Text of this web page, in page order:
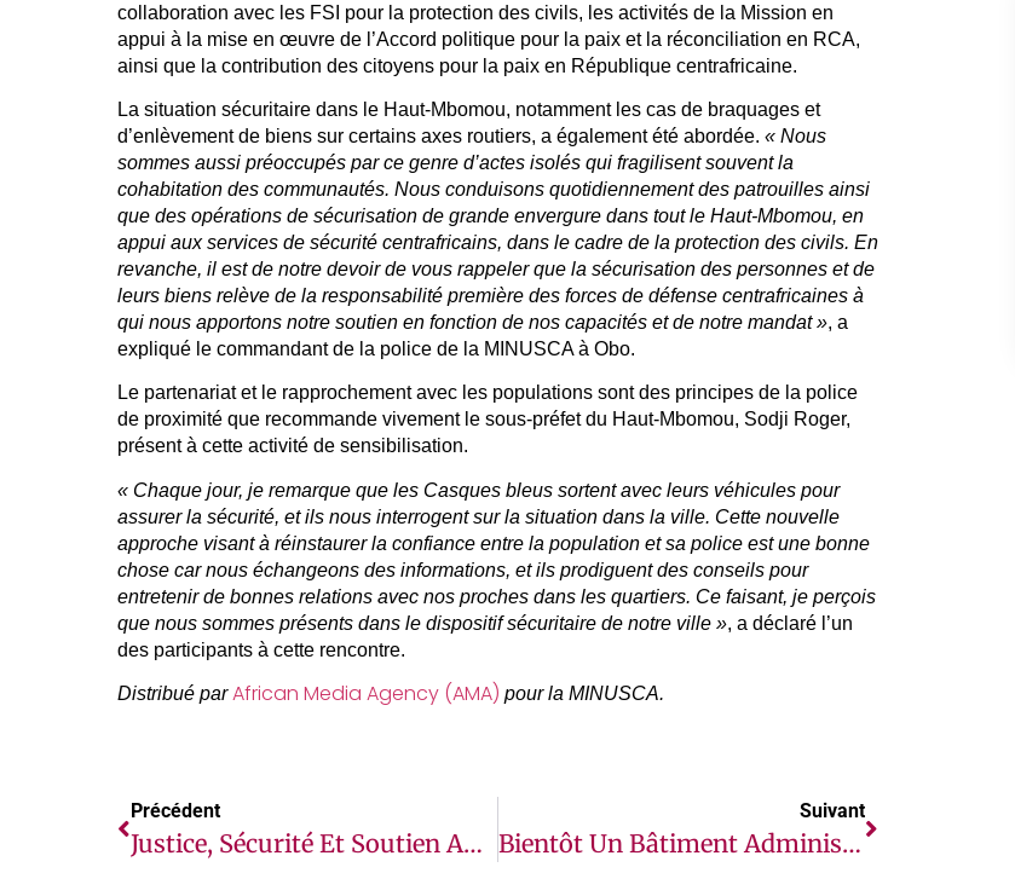
collaboration avec les FSI pour la protection des civils, les activités de la Mission en
appui à la mise en œuvre de l’Accord politique pour la paix et la réconciliation en RCA,
ainsi que la contribution des citoyens pour la paix en République centrafricaine.
La situation sécuritaire dans le Haut-Mbomou, notamment les cas de braquages et
d’enlèvement de biens sur certains axes routiers, a également été abordée. « Nous
sommes aussi préoccupés par ce genre d’actes isolés qui fragilisent souvent la
cohabitation des communautés. Nous conduisons quotidiennement des patrouilles ainsi
que des opérations de sécurisation de grande envergure dans tout le Haut-Mbomou, en
appui aux services de sécurité centrafricains, dans le cadre de la protection des civils. En
revanche, il est de notre devoir de vous rappeler que la sécurisation des personnes et de
leurs biens relève de la responsabilité première des forces de défense centrafricaines à
qui nous apportons notre soutien en fonction de nos capacités et de notre mandat », a
expliqué le commandant de la police de la MINUSCA à Obo.
Le partenariat et le rapprochement avec les populations sont des principes de la police
de proximité que recommande vivement le sous-préfet du Haut-Mbomou, Sodji Roger,
présent à cette activité de sensibilisation.
« Chaque jour, je remarque que les Casques bleus sortent avec leurs véhicules pour
assurer la sécurité, et ils nous interrogent sur la situation dans la ville. Cette nouvelle
approche visant à réinstaurer la confiance entre la population et sa police est une bonne
chose car nous échangeons des informations, et ils prodiguent des conseils pour
entretenir de bonnes relations avec nos proches dans les quartiers. Ce faisant, je perçois
que nous sommes présents dans le dispositif sécuritaire de notre ville », a déclaré l’un
des participants à cette rencontre.
Distribué parAfrican Media Agency (AMA) pour la MINUSCA.
Précédent
Justice, Sécurité Et Soutien Au Élection Au Cœur De L’engagement De La MINUSCA
Suivant
Bientôt Un Bâtiment Administratif Pour L’inspection Académique Du Haut-Mbomou